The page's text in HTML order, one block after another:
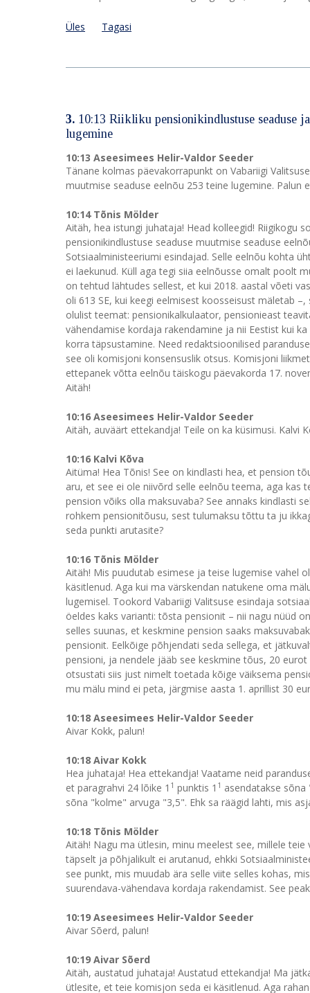
Üles Tagasi
3. 10:13 Riikliku pensionikindlustuse seaduse
lugemine
10:13 Aseesimees Helir-Valdor Seeder
Tänane kolmas päevakorrapunkt on Vabariigi
muutmise seaduse eelnõu 253 teine lugemine.
10:14 Tõnis Mölder
Aitäh, hea istungi juhataja! Head kolleegid! Riigikogu
pensionikindlustuse seaduse muutmise seaduse
Sotsiaalministeeriumi esindajad. Selle eelnõu kohta
ei laekunud. Küll aga tegi siia eelnõusse omalt poolt
on tehtud lähtudes sellest, et kui 2018. aastal võeti
oli 613 SE, kui keegi eelmisest koosseisust mäletab
olulist teemat: pensionikalkulaator, pensionieast
vähendamise kordaja rakendamine ja nii Eestist kui
korra täpsustamine. Need redaktsioonilised
see oli komisjoni konsensuslik otsus. Komisjoni
ettepanek võtta eelnõu täiskogu päevakorda 17.
Aitäh!
10:16 Aseesimees Helir-Valdor Seeder
Aitäh, auväärt ettekandja! Teile on ka küsimusi. Kalvi
10:16 Kalvi Kõva
Aitüma! Hea Tõnis! See on kindlasti hea, et pension
aru, et see ei ole niivõrd selle eelnõu teema, aga
pension võiks olla maksuvaba? See annaks kindlasti
rohkem pensionitõusu, sest tulumaksu tõttu ta ju
seda punkti arutasite?
10:16 Tõnis Mölder
Aitäh! Mis puudutab esimese ja teise lugemise vahel
käsitlenud. Aga kui ma värskendan natukene oma
lugemisel. Tookord Vabariigi Valitsuse esindaja
öeldes kaks varianti: tõsta pensionit – nii nagu nüüd
selles suunas, et keskmine pension saaks
pensionit. Eelkõige põhjendati seda sellega, et
pensioni, ja nendele jääb see keskmine tõus, 20
otsustati siis just nimelt toetada kõige väiksema
mu mälu mind ei peta, järgmise aasta 1. aprillist 30
10:18 Aseesimees Helir-Valdor Seeder
Aivar Kokk, palun!
10:18 Aivar Kokk
Hea juhataja! Hea ettekandja! Vaatame neid
et paragrahvi 24 lõike 1 1 punktis 1 1 asendatakse
sõna "kolme" arvuga "3,5". Ehk sa räägid lahti, mis
10:18 Tõnis Mölder
Aitäh! Nagu ma ütlesin, minu meelest see, millele
täpselt ja põhjalikult ei arutanud, ehkki
see punkt, mis muudab ära selle viite selles kohas,
suurendava-vähendava kordaja rakendamist. See
10:19 Aseesimees Helir-Valdor Seeder
Aivar Sõerd, palun!
10:19 Aivar Sõerd
Aitäh, austatud juhataja! Austatud ettekandja! Ma
ütlesite, et teie komisjon seda ei käsitlenud. Aga